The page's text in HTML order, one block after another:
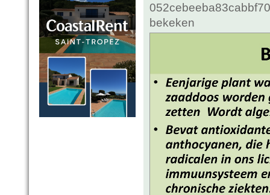
bekeken